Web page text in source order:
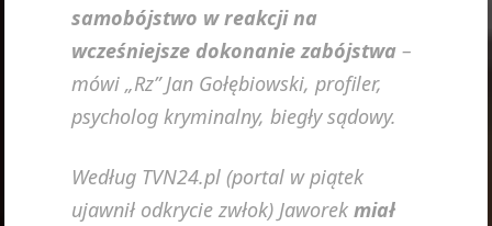
samobójstwo w reakcji na
wcześniejsze dokonanie zabójstwa –
mówi „Rz” Jan Gołębiowski, profiler,
psycholog kryminalny, biegły sądowy.
Według TVN24.pl (portal w piątek
ujawnił odkrycie zwłok) Jaworekmiał